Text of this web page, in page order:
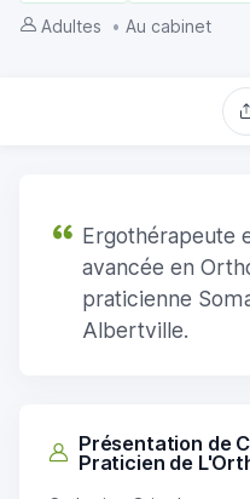
Adultes • Au cabinet
Ergothérapeute
avancée en
praticienne
Albertville.
Présentation de
Praticien de